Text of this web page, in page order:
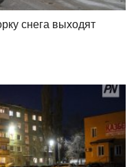
снега выходят